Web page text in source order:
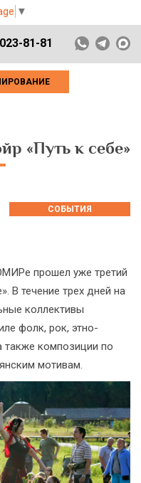
▼
81-81
«Путь к себе»
СОБЫТИЯ
прошел уже третий
В течение трех дней на
коллективы
фолк, рок, этно-
композиции по
мотивам.